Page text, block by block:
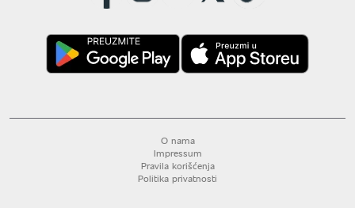
O nama
Impressum
Pravila korišćenja
Politika privatnosti